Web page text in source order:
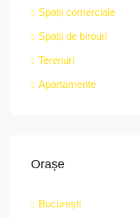
Spații comerciale
Spații de birouri
Terenuri
Apartamente
Orașe
București